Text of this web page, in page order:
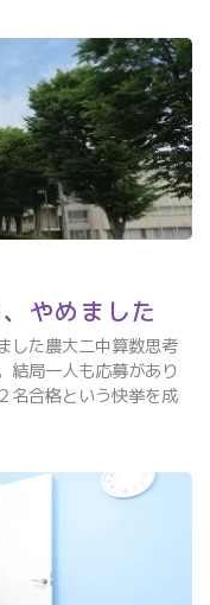
やめました
した農大二中算数思考
結局一人も応募があり
名合格という快挙を成